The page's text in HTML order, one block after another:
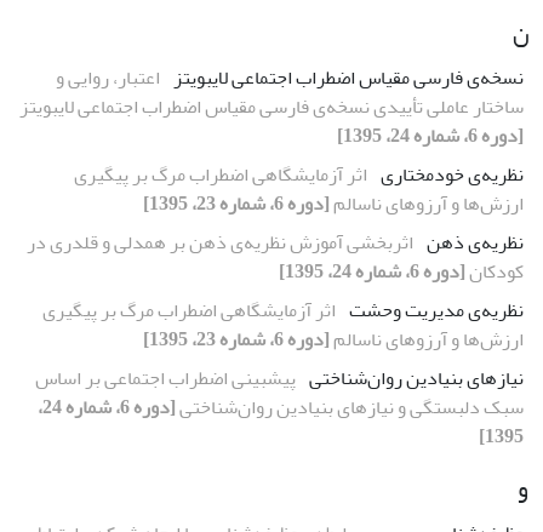
ن
نسخه‌ی فارسی مقیاس اضطراب اجتماعی لایبویتز اعتبار، روایی و
ساختار عاملی تأییدی نسخه‌ی فارسی مقیاس اضطراب اجتماعی لایبویتز
[دوره 6، شماره 24، 1395]
نظریه‌ی خودمختاری اثر آزمایشگاهی اضطراب مرگ بر پیگیری
ارزش‌ها و آرزوهای ناسالم[دوره 6، شماره 23، 1395]
نظریه‌ی ذهن اثربخشی آموزش نظریه‌ی ذهن بر همدلی و قلدری در
کودکان[دوره 6، شماره 24، 1395]
نظریه‌ی مدیریت وحشت اثر آزمایشگاهی اضطراب مرگ بر پیگیری
ارزش‌ها و آرزوهای ناسالم[دوره 6، شماره 23، 1395]
نیازهای بنیادین روان‌شناختی پیش‏بینی اضطراب اجتماعی بر اساس
سبک دلبستگی و نیازهای بنیادین روان‌شناختی
[دوره 6، شماره 24،
1395]
و